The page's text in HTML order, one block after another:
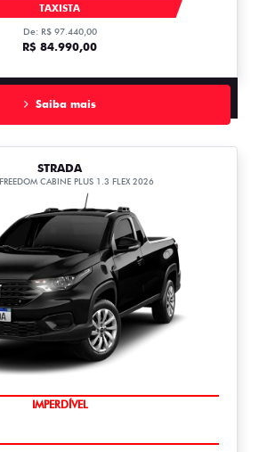
TAXISTA
De: R$ 97.440,00
R$ 84.990,00
Saiba mais
STRADA
CABINE PLUS 1.3 FLEX 2026
IMPERDÍVEL